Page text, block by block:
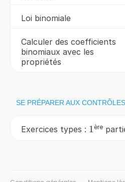
Loi binomiale
Calculer des coefficients
binomiaux avec les
propriétés
SE PRÉPARER AUX CONTRÔLES
Exercices types : 1
1 ère